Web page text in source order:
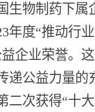
生物制药下属
年度“推动行
企业荣誉。
递公益力量的
二次获得“十